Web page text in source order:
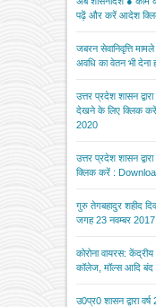
पढ़ें और करें आदेश
जबरन सेवानिवृत्ति
अवधि का वेतन भी देना
उत्तर प्रदेश शासन
देखने के लिए क्लिक
2020
उत्तर प्रदेश शासन
क्लिक करें :
गुरु तेगबहादुर शहीद
जगह 23 नवम्बर
कोरोना वायरस:
कॉलेज, मॉल्स आदि बंद
उ0प्र0 शासन द्वारा